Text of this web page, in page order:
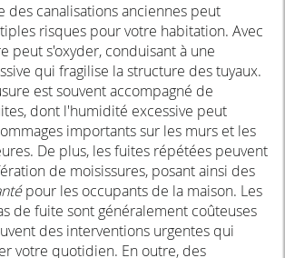
des canalisations anciennes peut
risques pour votre habitation. Avec
peut s'oxyder, conduisant à une
qui fragilise la structure des tuyaux.
est souvent accompagné de
dont l'humidité excessive peut
importants sur les murs et les
De plus, les fuites répétées peuvent
de moisissures, posant ainsi des
pour les occupants de la maison. Les
de fuite sont généralement coûteuses
des interventions urgentes qui
votre quotidien. En outre, des